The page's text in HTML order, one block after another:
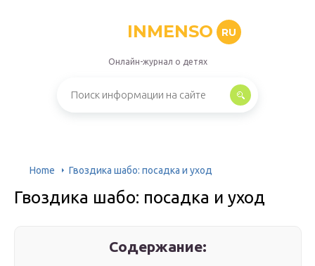
INMENSO RU
Онлайн-журнал о детях
Home Гвоздика шабо: посадка и уход
Гвоздика шабо: посадка и уход
Содержание: